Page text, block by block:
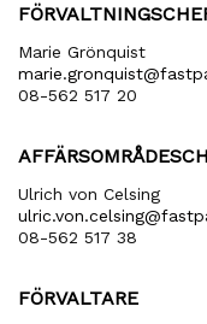
Marie Grönquist
08-562 517 20
Ulrich von Celsing
08-562 517 38
FÖRVALTARE